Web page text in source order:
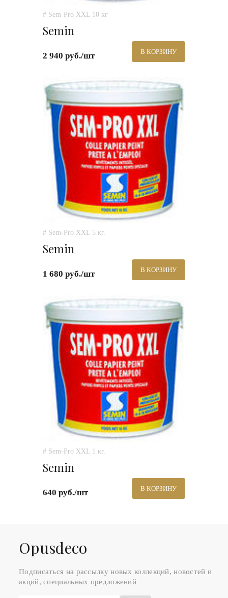
# Sem-Pro XXL 10 кг
Semin
2 940 руб./шт В КОРЗИНУ
# Sem-Pro XXL 5 кг.
Semin
1 680 руб./шт В КОРЗИНУ
# Sem-Pro XXL 1 кг.
Semin
640 руб./шт В КОРЗИНУ
Оpusdeco
Подписаться на рассылку новых коллекций, новостей и
акций, специальных предложений